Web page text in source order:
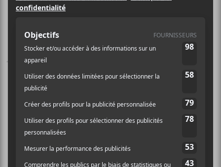
Le Cabaret Festif! de la relève
édition. C’est l’occasion pour de
jeunes artistes de se faire valoir et
d’obtenir des prix et des bourses qui
peuvent les aider en début de
carrière.
Cette année, 12 artistes ou groupes joueront sur la
scène de Baie St-Paul au cours de trois soirées au